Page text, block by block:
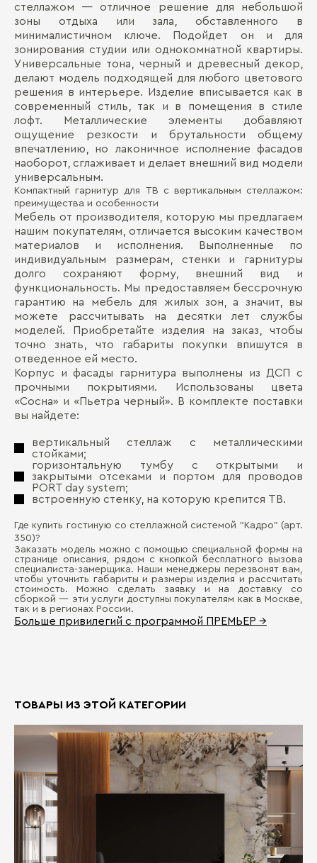
стеллажом — отличное решение для небольшой
зоны отдыха или зала, обставленного в
минималистичном ключе. Подойдет он и для
зонирования студии или однокомнатной квартиры.
Универсальные тона, черный и древесный декор,
делают модель подходящей для любого цветового
решения в интерьере. Изделие вписывается как в
современный стиль, так и в помещения в стиле
лофт. Металлические элементы добавляют
ощущение резкости и брутальности общему
впечатлению, но лаконичное исполнение фасадов
наоборот, сглаживает и делает внешний вид модели
универсальным.
Компактный гарнитур для ТВ с вертикальным стеллажом:
преимущества и особенности
Мебель от производителя, которую мы предлагаем
нашим покупателям, отличается высоким качеством
материалов и исполнения. Выполненные по
индивидуальным размерам, стенки и гарнитуры
долго сохраняют форму, внешний вид и
функциональность. Мы предоставляем бессрочную
гарантию на мебель для жилых зон, а значит, вы
можете рассчитывать на десятки лет службы
моделей. Приобретайте изделия на заказ, чтобы
точно знать, что габариты покупки впишутся в
отведенное ей место.
Корпус и фасады гарнитура выполнены из ДСП с
прочными покрытиями. Использованы цвета
«Сосна» и «Пьетра черный». В комплекте поставки
вы найдете:
вертикальный стеллаж с металлическими
стойками;
горизонтальную тумбу с открытыми и
закрытыми отсеками и портом для проводов
PORT day system;
встроенную стенку, на которую крепится ТВ.
Где купить гостиную со стеллажной системой "Кадро" (арт.
350)?
Заказать модель можно с помощью специальной формы на
странице описания, рядом с кнопкой бесплатного вызова
специалиста-замерщика. Наши менеджеры перезвонят вам,
чтобы уточнить габариты и размеры изделия и рассчитать
стоимость. Можно сделать заявку и на доставку со
сборкой — эти услуги доступны покупателям как в Москве,
так и в регионах России.
Больше привилегий с программой ПРЕМЬЕР →
ТОВАРЫ ИЗ ЭТОЙ КАТЕГОРИИ